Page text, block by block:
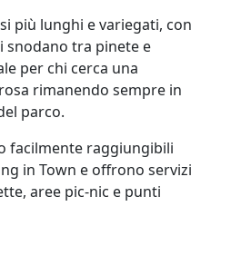
più lunghi e variegati, con
snodano tra pinete e
per chi cerca una
rimanendo sempre in
parco.
facilmente raggiungibili
in Town e offrono servizi
aree pic-nic e punti